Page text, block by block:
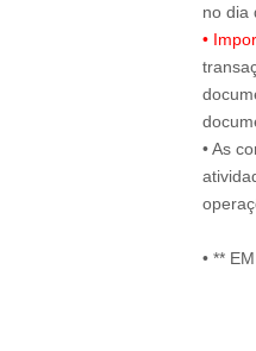
•
• As
• **